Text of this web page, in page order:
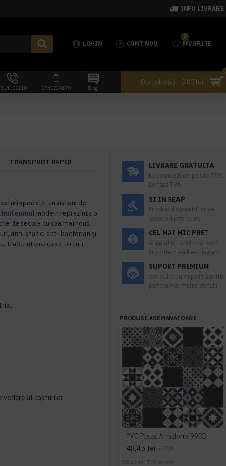
INFO LIVRARE
LOGIN CONT NOU FAVORITE
0
0740230170 Blog
0 produs(e) - 0,00 lei
TRANSPORT RAPID
speciale, un sistem de
modern reprezinta o
de secole cu cea mai nouă
anti-static, anti-bacterian şi
trafic intens: case, birouri,
vedere al costurilor
LIVRARE GRATUITA
La comenzi de peste 550
lei fara TVA.
SI IN SEAP
Produs disponibil si pe
www.e-licitatie.ro
CEL MAI MIC PRET
Ai gasit un pret mai mic?
Promitem sa il echivalam.
SUPORT PREMIUM
Consulta un expert Sanito
pentru mai multe detalii
PRODUSE ASEMANATOARE
PVC Plaza Amadorra 990D
48,45 lei + TVA
58,62 lei TVA inclus